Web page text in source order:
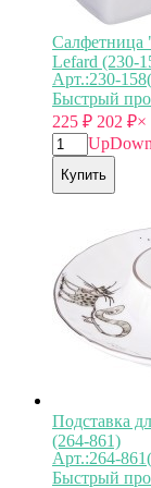
Салфетница
Lefard (230-
Арт.:230-
Быстрый
225 ₽ 202 ₽×
UpDown
Купить
Подставка
(264-861)
Арт.:264-
Быстрый